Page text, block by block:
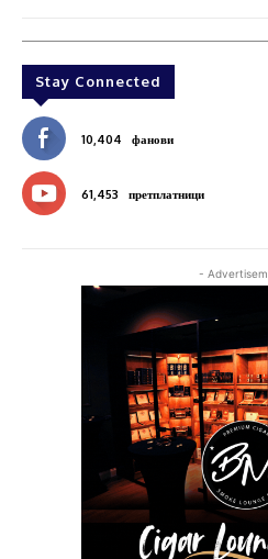
Stay Connected
10,404 фанови
61,453 претплатници
-